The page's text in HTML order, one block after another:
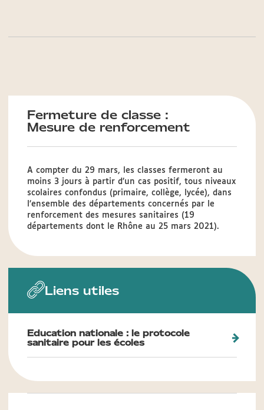
Fermeture de classe :
Mesure de renforcement
A compter du 29 mars, les classes fermeront au
moins 3 jours à partir d’un cas positif, tous niveaux
scolaires confondus (primaire, collège, lycée), dans
l’ensemble des départements concernés par le
renforcement des mesures sanitaires (19
départements dont le Rhône au 25 mars 2021).
Liens utiles
Education nationale : le protocole
sanitaire pour les écoles